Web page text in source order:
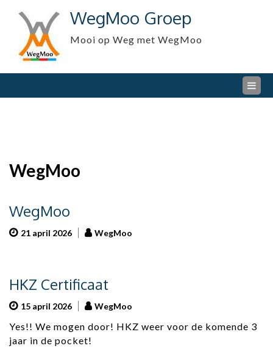
content
WegMoo Groep
Mooi op Weg met WegMoo
WegMoo
WegMoo
21 april 2026 WegMoo
HKZ Certificaat
15 april 2026 WegMoo
Yes!! We mogen door! HKZ weer voor de komende 3
jaar in de pocket!